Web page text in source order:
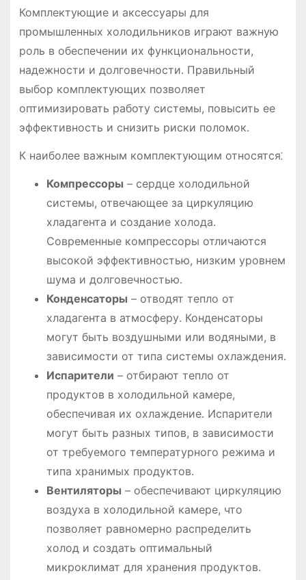
Комплектующие и аксессуары для
промышленных холодильников играют важную
роль в обеспечении их функциональности,
надежности и долговечности․ Правильный
выбор комплектующих позволяет
оптимизировать работу системы, повысить ее
эффективность и снизить риски поломок․
К наиболее важным комплектующим относятся⁚
Компрессоры – сердце холодильной
системы, отвечающее за циркуляцию
хладагента и создание холода․
Современные компрессоры отличаются
высокой эффективностью, низким уровнем
шума и долговечностью․
Конденсаторы – отводят тепло от
хладагента в атмосферу․ Конденсаторы
могут быть воздушными или водяными, в
зависимости от типа системы охлаждения․
Испарители – отбирают тепло от
продуктов в холодильной камере,
обеспечивая их охлаждение․ Испарители
могут быть разных типов, в зависимости
от требуемого температурного режима и
типа хранимых продуктов․
Вентиляторы – обеспечивают циркуляцию
воздуха в холодильной камере, что
позволяет равномерно распределить
холод и создать оптимальный
микроклимат для хранения продуктов․